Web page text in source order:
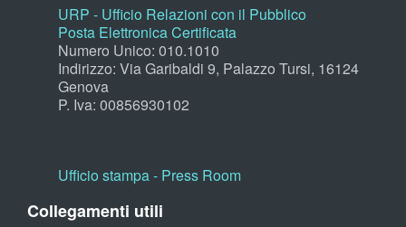
URP - Ufficio Relazioni con il Pubblico
Posta Elettronica Certificata
Numero Unico: 010.1010
Indirizzo: Via Garibaldi 9, Palazzo Tursi, 16124
Genova
P. Iva: 00856930102
Ufficio stampa - Press Room
Collegamenti utili